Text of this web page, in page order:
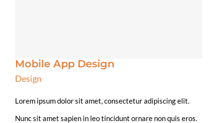
Mobile App Design
Design
Lorem ipsum dolor sit amet, consectetur adipiscing elit.
Nunc sit amet sapien in leo tincidunt ornare non quis eros.